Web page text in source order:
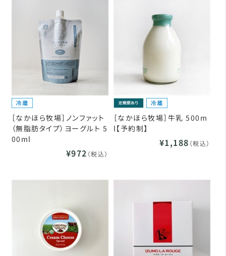
［なかほら牧場］ノンファット
（無脂肪タイプ）ヨーグルト 5
00ml
¥972 （税込）
［なかほら牧場］牛乳 500m
l【予約制】
¥1,188 （税込）